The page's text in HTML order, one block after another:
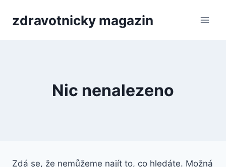
zdravotnicky magazin
Nic nenalezeno
Zdá se, že nemůžeme najít to, co hledáte. Možná